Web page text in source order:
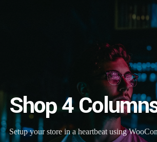
Shop 4
Setup your store in a heartbeat using